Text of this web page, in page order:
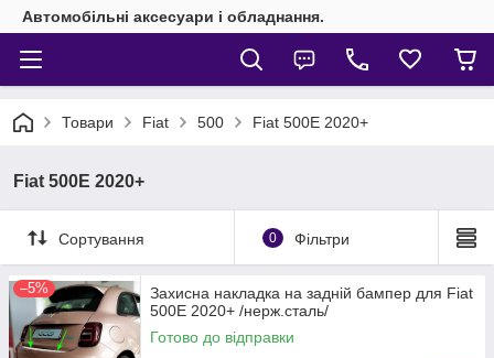
Автомобільні аксесуари і обладнання.
Товари Fiat 500 Fiat 500E 2020+
Fiat 500E 2020+
Сортування 0 Фільтри
–5%
Захисна накладка на задній бампер для Fiat
500E 2020+ /нерж.сталь/
Готово до відправки